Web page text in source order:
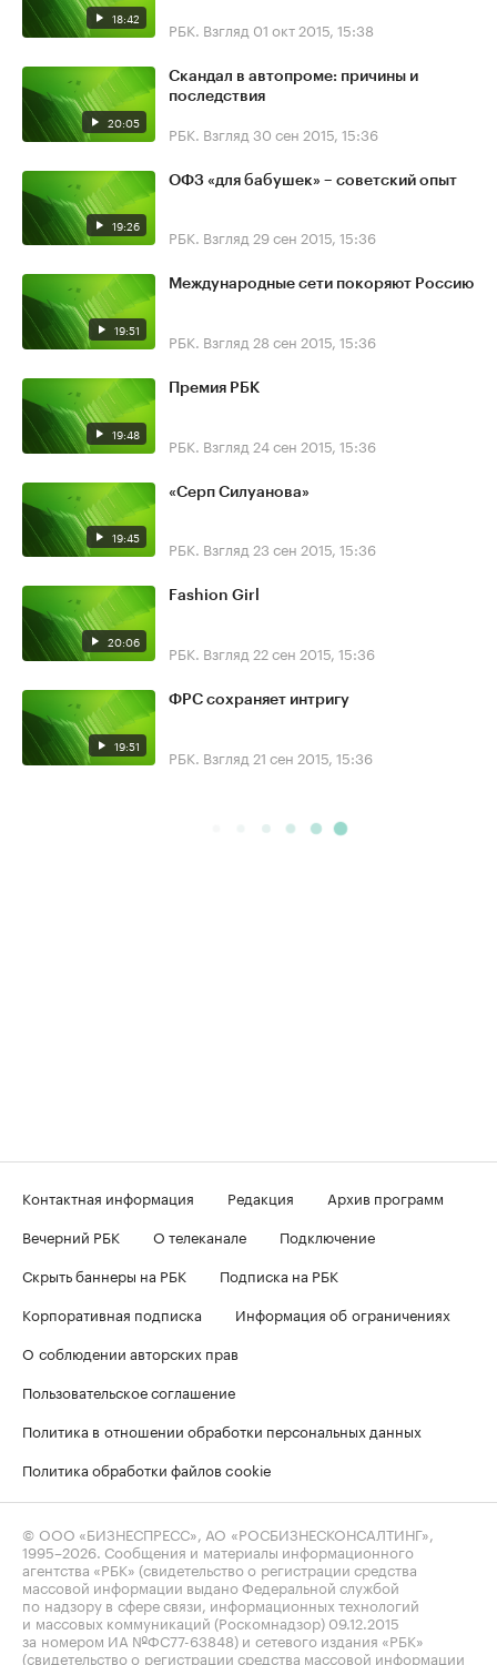
18:42 РБК. Взгляд 01 окт 2015, 15:38
20:05
Скандал в автопроме: причины и
последствия
РБК. Взгляд 30 сен 2015, 15:36
19:26
ОФЗ «для бабушек» – советский опыт
РБК. Взгляд 29 сен 2015, 15:36
19:51
Международные сети покоряют Россию
РБК. Взгляд 28 сен 2015, 15:36
19:48
Премия РБК
РБК. Взгляд 24 сен 2015, 15:36
19:45
«Серп Силуанова»
РБК. Взгляд 23 сен 2015, 15:36
20:06
Fashion Girl
РБК. Взгляд 22 сен 2015, 15:36
19:51
ФРС сохраняет интригу
РБК. Взгляд 21 сен 2015, 15:36
Контактная информация Редакция
Архив программ
Вечерний РБК
О телеканале
Подключение
Скрыть баннеры на РБК
Подписка на РБК
Корпоративная подписка
Информация об ограничениях
О соблюдении авторских прав
Пользовательское соглашение
Политика в отношении обработки персональных данных
Политика обработки файлов cookie
© ООО «БИЗНЕСПРЕСС», АО «РОСБИЗНЕСКОНСАЛТИНГ»,
1995–2026 . Сообщения и материалы информационного
агентства «РБК» (свидетельство о регистрации средства
массовой информации выдано Федеральной службой
по надзору в сфере связи, информационных технологий
и массовых коммуникаций (Роскомнадзор) 09.12.2015
за номером ИА №ФС77-63848) и сетевого издания «РБК»
(свидетельство о регистрации средства массовой информации